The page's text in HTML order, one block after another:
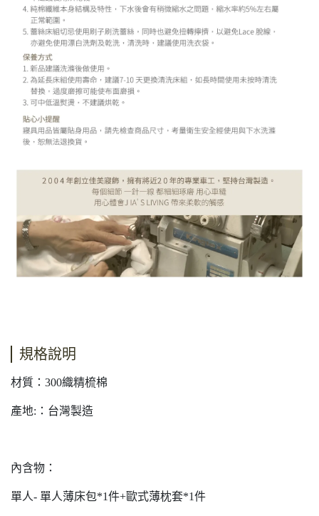
規格說明
材質：300織精梳棉
產地:：台灣製造
內含物：
單人- 單人薄床包*1件+歐式薄枕套*1件